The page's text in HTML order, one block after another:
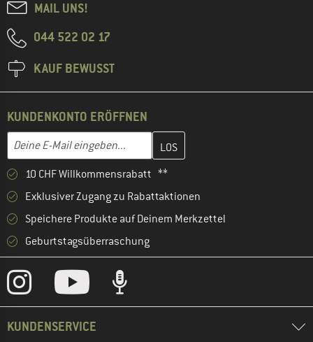
MAIL UNS!
044 522 02 17
KAUF BEWUSST
KUNDENKONTO ERÖFFNEN
E-Mail-Adresse
Gib hier deine E-Mail-Adresse ein und erstelle im nächsten
10 CHF Willkommensrabatt **
Exklusiver Zugang zu Rabattaktionen
Speichere Produkte auf Deinem Merkzettel
Geburtstagsüberraschung
KUNDENSERVICE